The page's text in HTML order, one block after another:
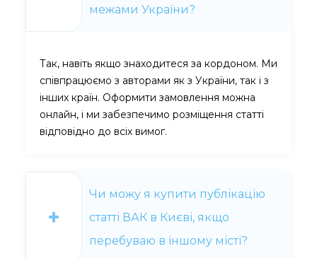
межами України?
Так, навіть якщо знаходитеся за кордоном. Ми
співпрацюємо з авторами як з України, так і з
інших країн. Оформити замовлення можна
онлайн, і ми забезпечимо розміщення статті
відповідно до всіх вимог.
Чи можу я купити публікацію
статті ВАК в Києві, якщо
перебуваю в іншому місті?